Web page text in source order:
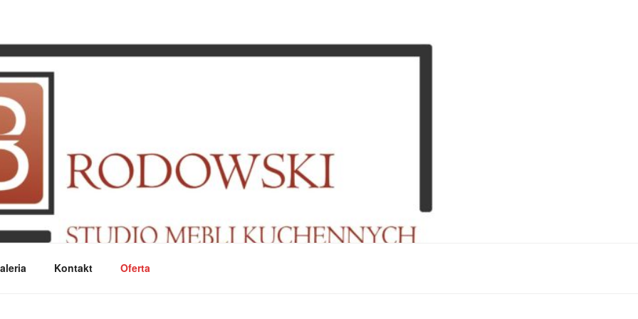
Kontakt Oferta